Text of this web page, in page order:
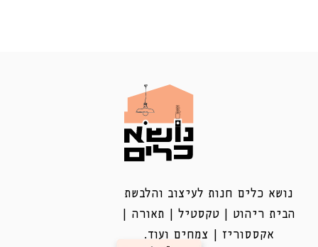
נושא כלים חנות לעיצוב והלבשת
הבית ריהוט | טקסטיל | תאורה |
אקססוריז | צמחים ועוד.